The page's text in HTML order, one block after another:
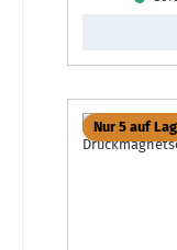
Nur 5 auf